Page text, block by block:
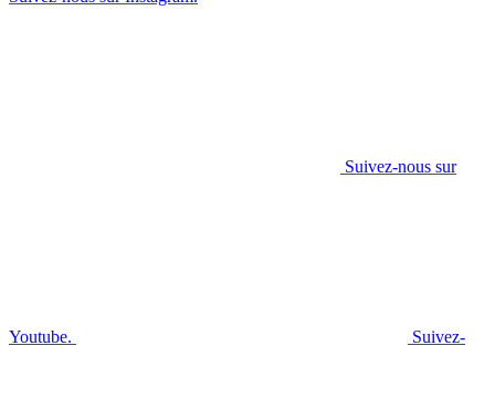
Suivez-nous sur
Youtube. Suivez-